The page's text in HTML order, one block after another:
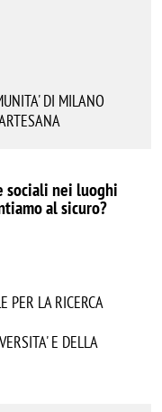
DI MILANO
sociali nei luoghi
al sicuro?
PER LA RICERCA
E DELLA